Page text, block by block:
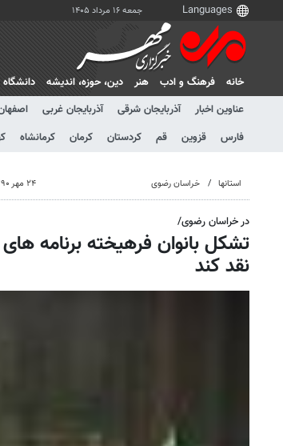
جمعه ۱۶ مرداد ۱۴۰۵
خانه فرهنگ و ادب هنر دين، حوزه، انديشه
عناوین اخبار
آذربایجان شرقی آذربایجان غربی
فارس
قزوین قم کردستان کرمان کرمانشاه
استانها خراسان رضوی ۲۴ مهر ۱۳۹۰، ۱۱:۲۴
در خراسان رضوی/
تشکل بانوان فرهیخته برنامه های
نقد کند